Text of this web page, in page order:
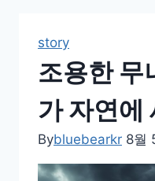
story
조용한 무
가 자연에
Bybluebearkr 8월